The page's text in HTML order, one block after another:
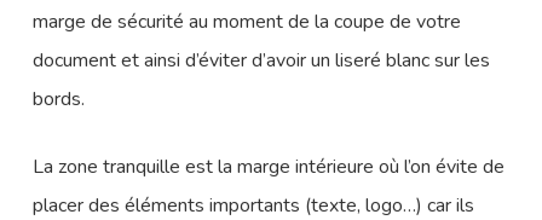
marge de sécurité au moment de la coupe de votre
document et ainsi d’éviter d’avoir un liseré blanc sur les
bords.
La zone tranquille est la marge intérieure où l’on évite de
placer des éléments importants (texte, logo…) car ils